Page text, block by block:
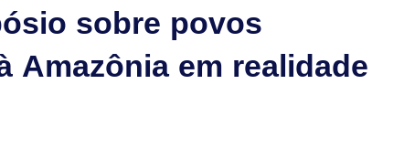
sobre povos
Amazônia em realidade